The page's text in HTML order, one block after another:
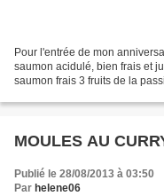
Pour l'entrée de mon
saumon acidulé, bien frais et
saumon frais 3 fruits de la
MOULES AU
Publié le 28/08/2013 à 03:50
Par helene06